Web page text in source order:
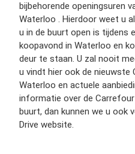
bijbehorende openingsuren
Waterloo . Hierdoor weet u
u in de buurt open is tijdens
koopavond in Waterloo en
deur te staan. U zal nooit
u vindt hier ook de nieuwste
Waterloo en actuele
informatie over de
buurt, dan kunnen we u ook
Drive website.